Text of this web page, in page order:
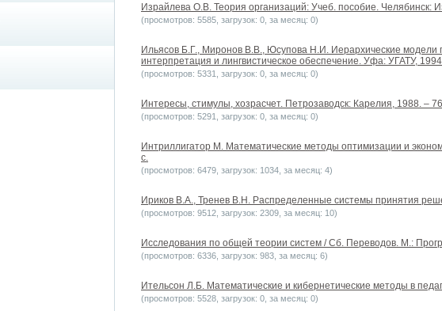
Израйлева О.В. Теория организаций: Учеб. пособие. Челябинск:
(просмотров: 5585, загрузок: 0, за месяц: 0)
Ильясов Б.Г., Миронов В.В., Юсупова Н.И. Иерархические модели
интерпретация и лингвистическое обеспечение. Уфа: УГАТУ,
(просмотров: 5331, загрузок: 0, за месяц: 0)
Интересы, стимулы, хозрасчет. Петрозаводск: Карелия, 1988. –
(просмотров: 5291, загрузок: 0, за месяц: 0)
Интриллигатор М. Математические методы оптимизации и
с.
(просмотров: 6479, загрузок: 1034, за месяц: 4)
Ириков В.А., Тренев В.Н. Распределенные системы принятия
(просмотров: 9512, загрузок: 2309, за месяц: 10)
Исследования по общей теории систем / Сб. Переводов. М.:
(просмотров: 6336, загрузок: 983, за месяц: 6)
Ительсон Л.Б. Математические и кибернетические методы в
(просмотров: 5528, загрузок: 0, за месяц: 0)